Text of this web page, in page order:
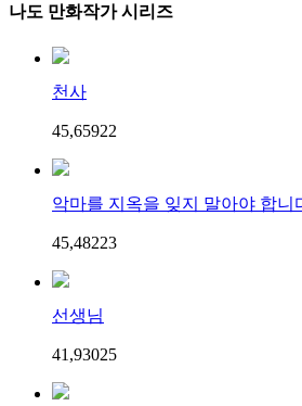
나도 만화작가 시리즈
천사
45,65922
악마를 지옥을 잊지 말아야 합니
45,48223
선생님
41,93025